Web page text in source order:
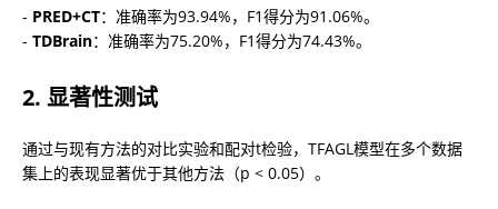
- PRED+CT：准确率为93.94%，F1得分为91.06%。
- TDBrain：准确率为75.20%，F1得分为74.43%。
2. 显著性测试
通过与现有方法的对比实验和配对t检验，TFAGL模型在多个数据
集上的表现显著优于其他方法（p < 0.05）。